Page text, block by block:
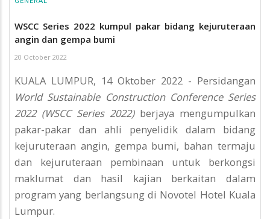
WSCC Series 2022 kumpul pakar bidang kejuruteraan
angin dan gempa bumi
20 October 2022
KUALA LUMPUR, 14 Oktober 2022 - Persidangan
World Sustainable Construction Conference Series
2022 (WSCC Series 2022)berjaya mengumpulkan
pakar-pakar dan ahli penyelidik dalam bidang
kejuruteraan angin, gempa bumi, bahan termaju
dan kejuruteraan pembinaan untuk berkongsi
maklumat dan hasil kajian berkaitan dalam
program yang berlangsung di Novotel Hotel Kuala
Lumpur.